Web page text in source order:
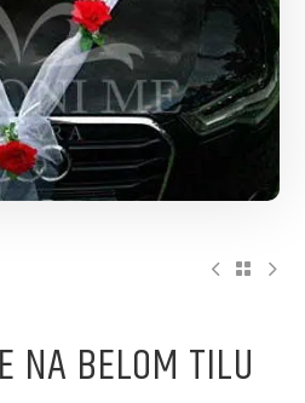
NA BELOM TILU